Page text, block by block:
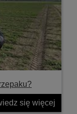
się więcej